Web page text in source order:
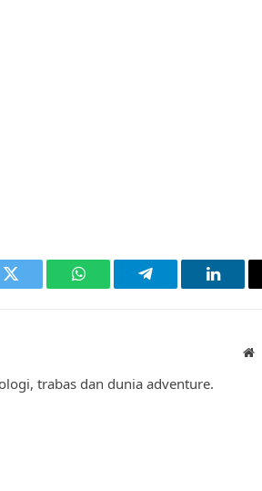
Twitter WhatsAppTelegram
trabas dan dunia adventure.